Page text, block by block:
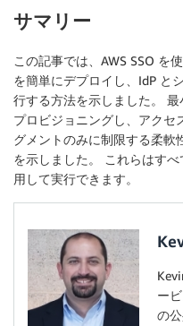
0q23KXB56jzaYyWf/
-----END
サマリー
この記事では、AWS SSO を
を簡単にデプロイし、IdP と
行する方法を示しました。
プロビジョニングし、アクセ
グメントのみに制限する柔軟
を示しました。 これらはす
用して実行できます。
ー
の